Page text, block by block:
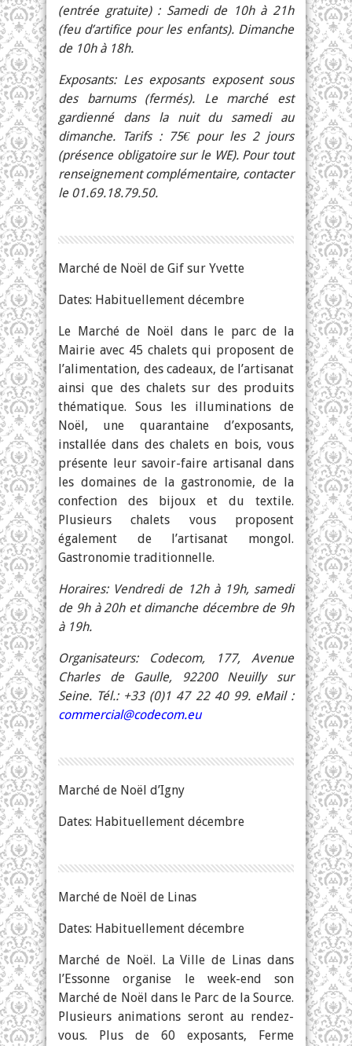
(entrée gratuite) : Samedi de 10h à 21h
(feu d’artifice pour les enfants). Dimanche
de 10h à 18h.
Exposants: Les exposants exposent sous
des barnums (fermés). Le marché est
gardienné dans la nuit du samedi au
dimanche. Tarifs : 75€ pour les 2 jours
(présence obligatoire sur le WE). Pour tout
renseignement complémentaire, contacter
le 01.69.18.79.50.
Marché de Noël de Gif sur Yvette
Dates: Habituellement décembre
Le Marché de Noël dans le parc de la
Mairie avec 45 chalets qui proposent de
l’alimentation, des cadeaux, de l’artisanat
ainsi que des chalets sur des produits
thématique. Sous les illuminations de
Noël, une quarantaine d’exposants,
installée dans des chalets en bois, vous
présente leur savoir-faire artisanal dans
les domaines de la gastronomie, de la
confection des bijoux et du textile.
Plusieurs chalets vous proposent
également de l’artisanat mongol.
Gastronomie traditionnelle.
Horaires: Vendredi de 12h à 19h, samedi
de 9h à 20h et dimanche décembre de 9h
à 19h.
Organisateurs: Codecom, 177, Avenue
Charles de Gaulle, 92200 Neuilly sur
Seine. Tél.: +33 (0)1 47 22 40 99. eMail :
commercial@codecom.eu
Marché de Noël d’Igny
Dates: Habituellement décembre
Marché de Noël de Linas
Dates: Habituellement décembre
Marché de Noël. La Ville de Linas dans
l’Essonne organise le week-end son
Marché de Noël dans le Parc de la Source.
Plusieurs animations seront au rendez-
vous. Plus de 60 exposants, Ferme